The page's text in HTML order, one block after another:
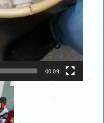
00:09